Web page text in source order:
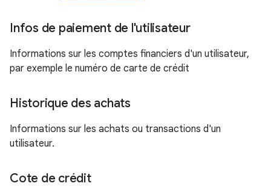
Infos de paiement de l'utilisateur
Informations sur les comptes financiers d'un utilisateur,
par exemple le numéro de carte de crédit
Historique des achats
Informations sur les achats ou transactions d'un
utilisateur.
Cote de crédit